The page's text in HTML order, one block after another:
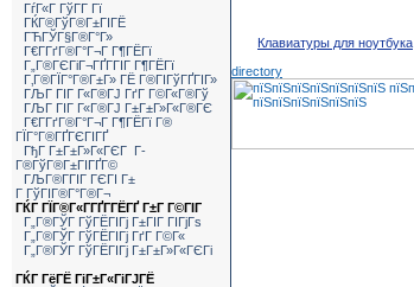
ГѓГ«Г ГўГ­Г Гї
ГЌГ®ГўГ®Г±ГІГЁ
ГЋГЎГ§Г®Г°Г»
Г€Г­ГґГ®Г°Г¬Г Г¶ГЁГї
Г„Г®ГЄГіГ¬ГҐГ­ГІГ Г¶ГЁГї
Г‚Г®ГЇГ°Г®Г±Г» ГЁ Г®ГІГўГҐГІГ»
ГЉГ ГІГ Г«Г®ГЈ ГґГ Г©Г«Г®Гў
ГЉГ ГІГ Г«Г®ГЈ Г±Г±Г»Г«Г®ГЄ
Г€Г­ГґГ®Г°Г¬Г Г¶ГЁГї Г®
ГЇГ°Г®ГҐГЄГІГҐ
ГђГ Г±Г±Г»Г«ГЄГ Г­
Г®ГўГ®Г±ГІГҐГ©
ГЉГ®Г­ГІГ ГЄГІ Г±
Г ГўГІГ®Г°Г®Г¬
ГЌГ ГЇГ®Г«Г­ГҐГ­ГЁГҐ Г±Г Г©ГІГ
Г„Г®ГЎГ ГўГЁГІГј Г±ГІГ ГІГјГѕ
Г„Г®ГЎГ ГўГЁГІГј ГґГ Г©Г«
Г„Г®ГЎГ ГўГЁГІГј Г±Г±Г»Г«ГЄГі
ГЌГ ГёГЁ ГіГ±Г«ГіГЈГЁ
Клавиатуры для ноутбука
directory